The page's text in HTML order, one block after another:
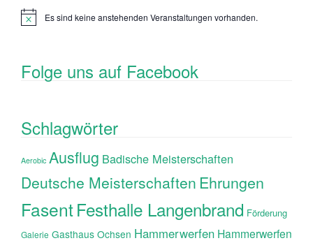
Es sind keine anstehenden Veranstaltungen vorhanden.
Folge uns auf Facebook
Schlagwörter
Aerobic Ausflug Badische Meisterschaften
Deutsche Meisterschaften Ehrungen
FasentFesthalle Langenbrand Förderung
Galerie Gasthaus Ochsen Hammerwerfen Hammerwerfen